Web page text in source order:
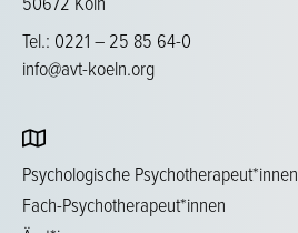
Tel.: 0221 – 25 85 64-0
info@avt-koeln.org
Psychologische Psychotherapeut*innen
Fach-Psychotherapeut*innen